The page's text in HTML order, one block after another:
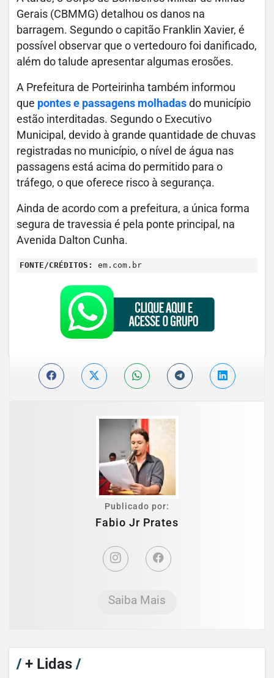
Gerais (CBMMG) detalhou os danos na
barragem. Segundo o capitão Franklin Xavier, é
possível observar que o vertedouro foi danificado,
além do talude apresentar algumas erosões.
A Prefeitura de Porteirinha também informou
que pontes e passagens molhadas do município
estão interditadas. Segundo o Executivo
Municipal, devido à grande quantidade de chuvas
registradas no município, o nível de água nas
passagens está acima do permitido para o
tráfego, o que oferece risco à segurança.
Ainda de acordo com a prefeitura, a única forma
segura de travessia é pela ponte principal, na
Avenida Dalton Cunha.
FONTE/CRÉDITOS: em.com.br
Publicado por:
Fabio Jr Prates
Saiba Mais
/+ Lidas /